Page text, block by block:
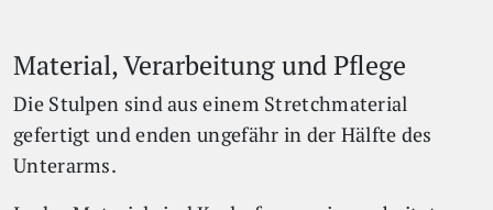
Material, Verarbeitung und Pflege
Die Stulpen sind aus einem Stretchmaterial
gefertigt und enden ungefähr in der Hälfte des
Unterarms.